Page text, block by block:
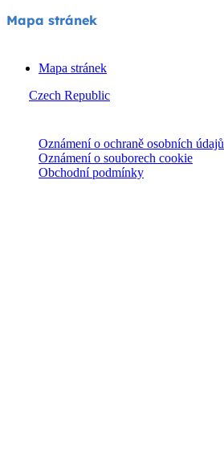
Mapa stránek
Mapa stránek
Czech Republic
Oznámení o ochraně osobních údajů
Oznámení o souborech cookie
Obchodní podmínky